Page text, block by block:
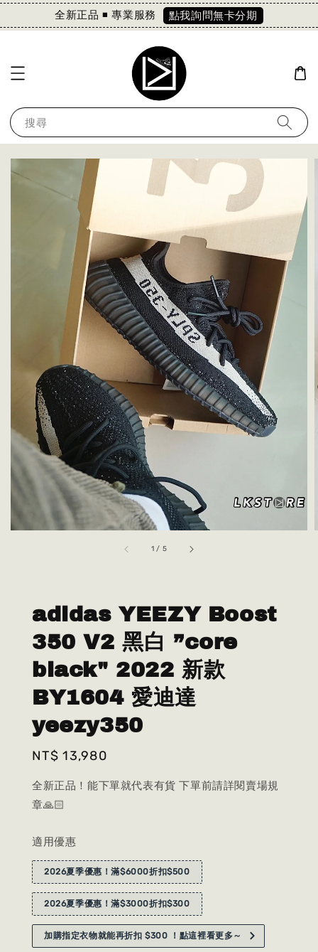
全新正品 ◾️ 專業服務 點我詢問無卡分期
搜尋
1 / 5
adidas YEEZY Boost
350 V2 黑白 ”core
black" 2022 新款
BY1604 愛迪達
yeezy350
Regular
NT$ 13,980
全新正品！能下單就代表有貨 下單前請詳閱賣場規
章🙏🏻
適用優惠
2026夏季優惠！滿$6000折扣$500
2026夏季優惠！滿$3000折扣$300
加購指定衣物就能再折扣 $300 ！點這裡看更多～